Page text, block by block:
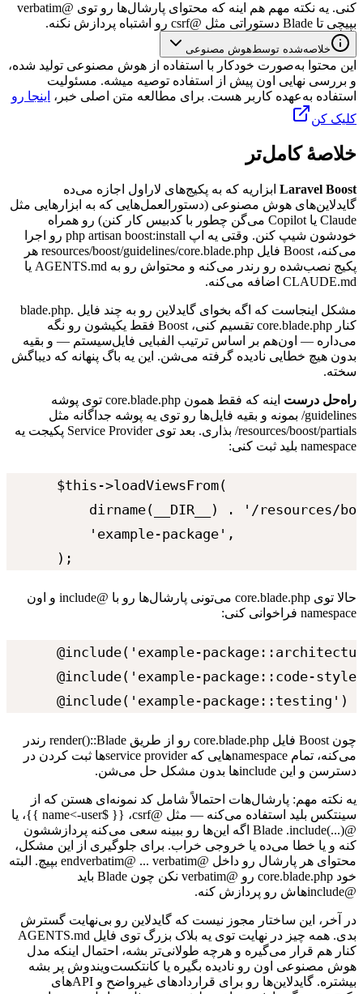
کنی. یه نکته مهم هم اینه که محتوای پارشال‌ها رو توی @
verbatim
بپیچی تا Blade دستوراتی مثل @
csrf رو اشتباه پردازش نکنه.
خلاصه‌شده توسطهوش مصنوعی
این محتوا به‌صورت خودکار با استفاده از هوش مصنوعی تولید شده،
و بررسی نهایی اون پیش از استفاده توصیه میشه. مسئولیت
استفاده به‌عهده کاربر هست. برای مطالعه متن اصلی خبر، اینجا رو
کلیک کن
خلاصهٔ کامل‌تر
Laravel Boost ابزاریه که به پکیج‌های لاراول اجازه می‌ده
گایدلاین‌های هوش مصنوعی (دستورالعمل‌هایی که به ابزارهایی مثل
Claude یا Copilot می‌گن چطور با کدبیس کار کنن) رو همراه
خودشون شیپ کنن. وقتی یه اپ php artisan boost:install رو اجرا
می‌کنه، Boost فایل resources/boost/guidelines/core.blade.php هر
پکیج نصب‌شده رو رندر می‌کنه و محتواش رو به AGENTS.md یا
CLAUDE.md اضافه می‌کنه.
مشکل اینجاست که اگه بخوای گایدلاین رو به چند فایل .
blade.php
کنار core.blade.php تقسیم کنی، Boost فقط یکیشون رو نگه
می‌داره — اون‌هم بر اساس ترتیب الفبایی فایل‌سیستم — و بقیه
بدون هیچ خطایی نادیده گرفته می‌شن. این یه باگ پنهانه که دیباگش
سخته.
راه‌حل درست اینه که فقط همون core.blade.php توی پوشه
guidelines
/ بمونه و بقیه فایل‌ها رو توی یه پوشه جداگانه مثل
resources/boost/partials
/ بذاری. بعد توی Service Provider پکیجت یه
namespace بلید ثبت کنی:
$this->loadViewsFrom(
dirname(__DIR__) . '/resources/
    'example-package',
);
حالا توی core.blade.php می‌تونی پارشال‌ها رو با @
include و اون
namespace فراخوانی کنی:
@include('example-
@include('example-package::code-
@include('example-package::testing')
چون Boost فایل core.blade.php رو از طریق Blade
::
render() رندر
می‌کنه، تمام namespaceهایی که service providerها ثبت کردن در
دسترسن و این includeها بدون مشکل حل می‌شن.
یه نکته مهم: پارشال‌هات احتمالاً شامل کد نمونه‌ای هستن که از
سینتکس بلید استفاده می‌کنه — مثل @
csrf، {{
$
user
->
name }}، یا
@
include(...)
.
Blade اگه این‌ها رو ببینه سعی می‌کنه پردازششون
کنه و یا خطا می‌ده یا خروجی خراب. برای جلوگیری از این مشکل،
محتوای هر پارشال رو داخل @
verbatim
...
@
endverbatim بپیچ. البته
خود core.blade.php رو @
verbatim نکن چون Blade باید
@
includeهاش رو پردازش کنه.
در آخر، این ساختار مجوز نیست که گایدلاین رو بی‌نهایت گسترش
بدی. همه چیز در نهایت توی یه بلاک بزرگ توی فایل AGENTS.md
کنار هم قرار می‌گیره و هرچه طولانی‌تر بشه، احتمال اینکه مدل
هوش مصنوعی اون رو نادیده بگیره یا کانتکست‌ویندوش پر بشه
بیشتره. گایدلاین‌ها رو برای قراردادهای غیر‌واضح و APIهای